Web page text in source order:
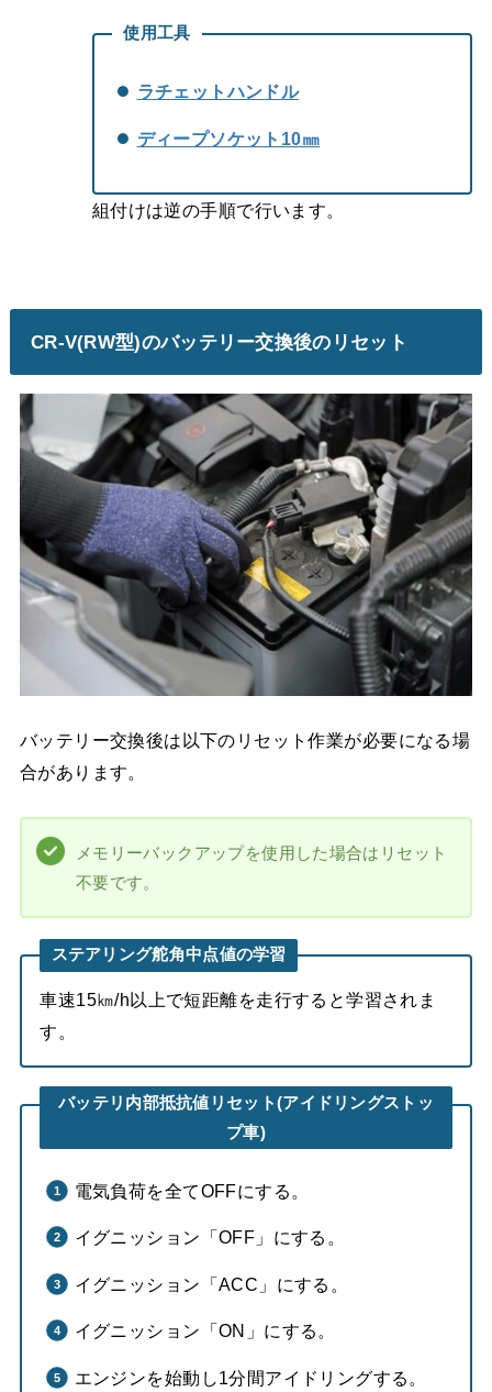
使用工具
ラチェットハンドル
ディープソケット10㎜
組付けは逆の手順で行います。
CR-V(RW型)のバッテリー交換後のリセット
バッテリー交換後は以下のリセット作業が必要になる場
合があります。
メモリーバックアップを使用した場合はリセット
不要です。
ステアリング舵角中点値の学習
車速15㎞/h以上で短距離を走行すると学習されま
す。
バッテリ内部抵抗値リセット(アイドリングストッ
プ車)
電気負荷を全てOFFにする。
イグニッション「OFF」にする。
イグニッション「ACC」にする。
イグニッション「ON」にする。
エンジンを始動し1分間アイドリングする。